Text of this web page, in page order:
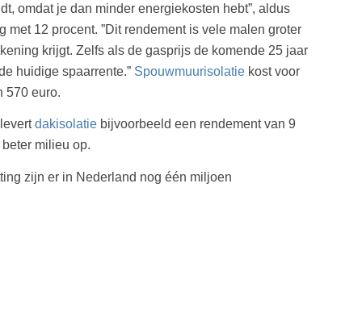
omdat je dan minder energiekosten hebt”, aldus
12 procent. ”Dit rendement is vele malen groter
krijgt. Zelfs als de gasprijs de komende 25 jaar
huidige spaarrente.” Spouwmuurisolatie kost voor
570 euro.
dakisolatie bijvoorbeeld een rendement van 9
milieu op.
zijn er in Nederland nog één miljoen